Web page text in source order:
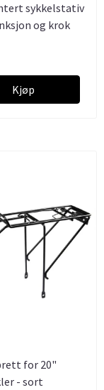
sykkelstativ
og krok
Kjøp
for 20"
- sort